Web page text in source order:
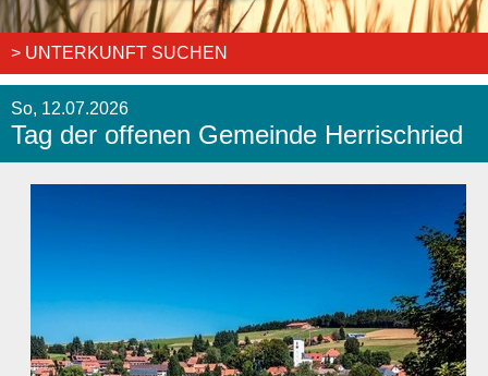
> UNTERKUNFT SUCHEN
So, 12.07.2026
Tag der offenen Gemeinde Herrischried